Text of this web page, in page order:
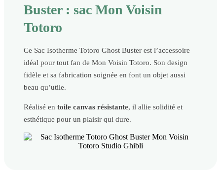
Buster : sac Mon Voisin
Totoro
Ce Sac Isotherme Totoro Ghost Buster est l’accessoire
idéal pour tout fan de Mon Voisin Totoro. Son design
fidèle et sa fabrication soignée en font un objet aussi
beau qu’utile.
Réalisé en toile canvas résistante, il allie solidité et
esthétique pour un plaisir qui dure.